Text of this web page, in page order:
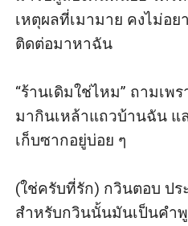
เหตุผลที่เมามาย คงไม่อ
ติดต่อมาหาฉัน
“ร้านเดิมใช่ไหม” ถามเพ
มากินเหล้าแถวบ้านฉัน แ
เก็บซากอยู่บ่อย ๆ
(ใช่ครับที่รัก) กวินตอบ ปร
สำหรับกวินนั้นมันเป็นคำ